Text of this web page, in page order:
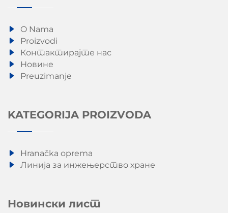
O Nama
Proizvodi
Контактирајте нас
Новине
Preuzimanje
KATEGORIJA PROIZVODA
Hranačka oprema
Линија за инжењерство хране
Новински лист